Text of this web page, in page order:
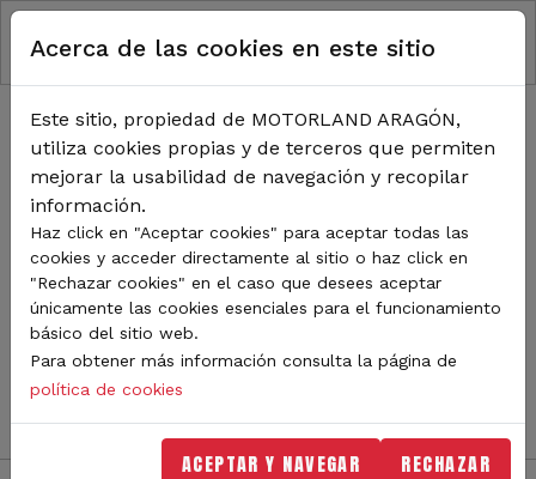
Pasar al contenido principal
RUTA DE NAVEGACIÓN
Inicio Noticias
TODA LA ACTUALIDAD DE
MOTORLAND
Sigue de cerca todas las novedades de MotorLand
Aragón. Aquí encontrarás noticias sobre eventos,
competiciones, pilotos, novedades del circuito y
mucho más. Filtra por categoría o tipo de contenido y
no te pierdas nada del mundo del motor.
Acerca de las cookies en este sitio
Este sitio, propiedad de MOTORLAND ARAGÓN,
utiliza cookies propias y de terceros que permiten
mejorar la usabilidad de navegación y recopilar
información.
Haz click en "Aceptar cookies" para aceptar todas las
cookies y acceder directamente al sitio o haz click en
"Rechazar cookies" en el caso que desees aceptar
únicamente las cookies esenciales para el funcionamiento
básico del sitio web.
Para obtener más información consulta la página de
política de cookies
ACEPTAR Y NAVEGAR RECHAZAR